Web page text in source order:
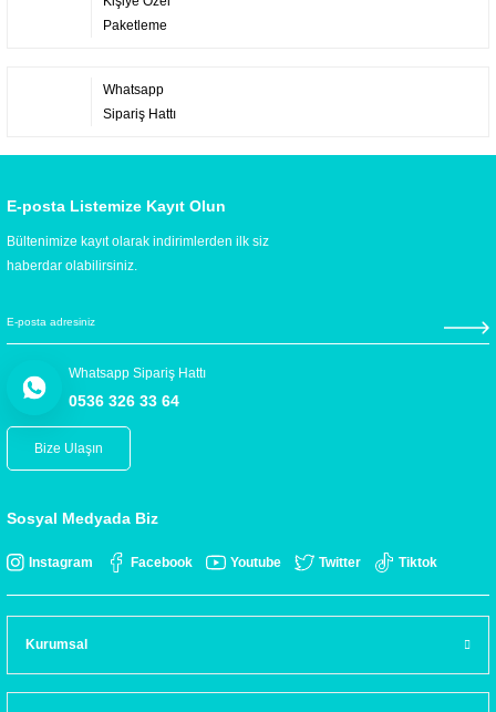
Paketleme
Whatsapp
Sipariş Hattı
E-posta Listemize Kayıt Olun
Bültenimize kayıt olarak indirimlerden ilk siz
haberdar olabilirsiniz.
Whatsapp Sipariş Hattı
0536 326 33 64
Bize Ulaşın
Sosyal Medyada Biz
Instagram Facebook Youtube Twitter Tiktok
Kurumsal